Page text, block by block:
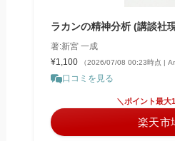
ラカンの精神分析 (講談社
著:新宮 一成
¥1,100
（2026/07/08 00:23時点 |
口コミを見る
＼ポイント最大
楽天市